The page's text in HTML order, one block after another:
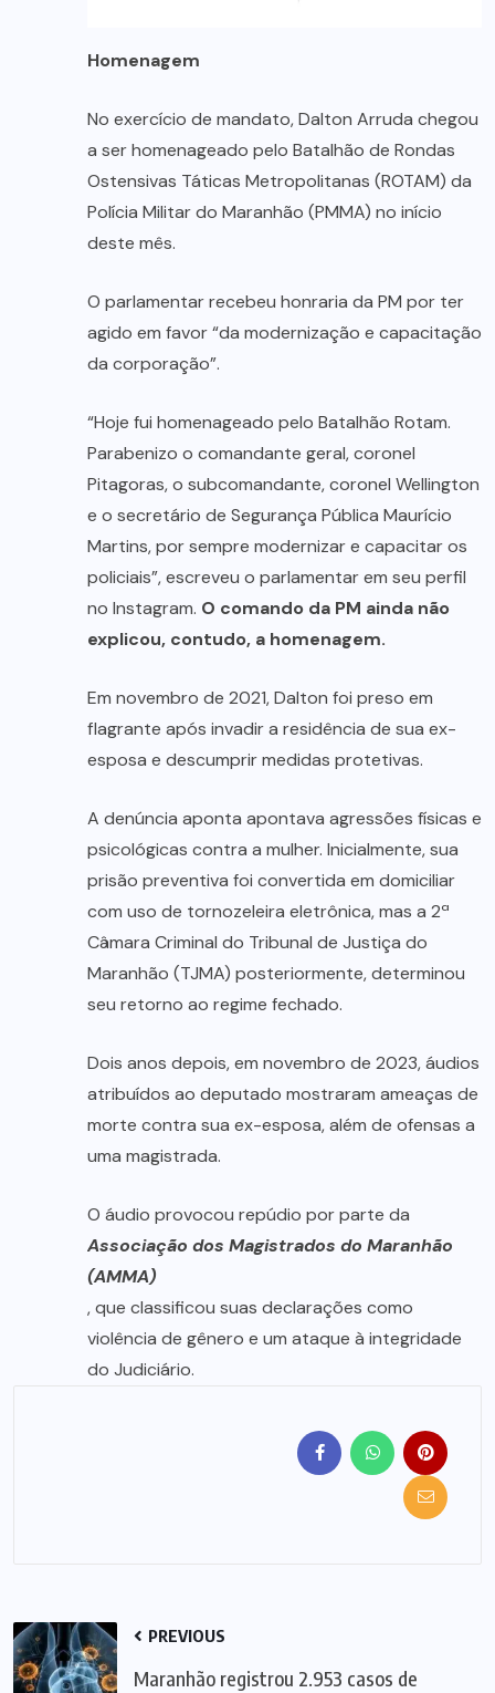
Homenagem
No exercício de mandato, Dalton Arruda chegou
a ser homenageado pelo Batalhão de Rondas
Ostensivas Táticas Metropolitanas (ROTAM) da
Polícia Militar do Maranhão (PMMA) no início
deste mês.
O parlamentar recebeu honraria da PM por ter
agido em favor “da modernização e capacitação
da corporação”.
“Hoje fui homenageado pelo Batalhão Rotam.
Parabenizo o comandante geral, coronel
Pitagoras, o subcomandante, coronel Wellington
e o secretário de Segurança Pública Maurício
Martins, por sempre modernizar e capacitar os
policiais”, escreveu o parlamentar em seu perfil
no Instagram. O comando da PM ainda não
explicou, contudo, a homenagem.
Em novembro de 2021, Dalton foi preso em
flagrante após invadir a residência de sua ex-
esposa e descumprir medidas protetivas.
A denúncia aponta apontava agressões físicas e
psicológicas contra a mulher. Inicialmente, sua
prisão preventiva foi convertida em domiciliar
com uso de tornozeleira eletrônica, mas a 2ª
Câmara Criminal do Tribunal de Justiça do
Maranhão (TJMA) posteriormente, determinou
seu retorno ao regime fechado.
Dois anos depois, em novembro de 2023, áudios
atribuídos ao deputado mostraram ameaças de
morte contra sua ex-esposa, além de ofensas a
uma magistrada.
O áudio provocou repúdio por parte da
Associação dos Magistrados do Maranhão
(AMMA)
,que classificou suas declarações como
violência de gênero e um ataque à integridade
do Judiciário.
PREVIOUS
Maranhão registrou 2.953 casos de